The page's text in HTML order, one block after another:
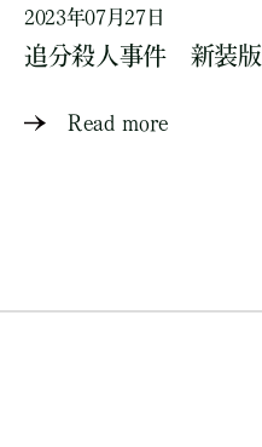
2023年07月27日
追分殺人事件 新装版
Read more